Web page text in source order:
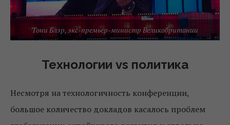
Тони Блэр, экс-премьер-министр Великобритании
Технологии vs политика
Несмотря на технологичность конференции,
большое количество докладов касалось проблем